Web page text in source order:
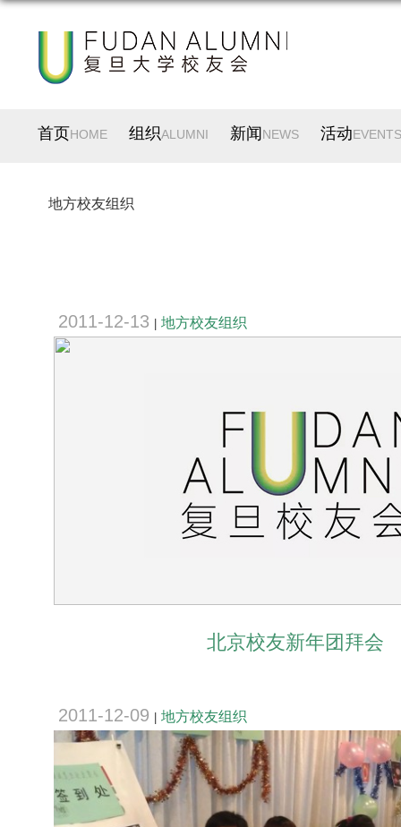
首页HOME 组织ALUMNI 新闻 NEWS 活动EVENTS
地方校友组织
2011-12-13 地方校友组织
北京校友新年团拜会
2011-12-09 地方校友组织